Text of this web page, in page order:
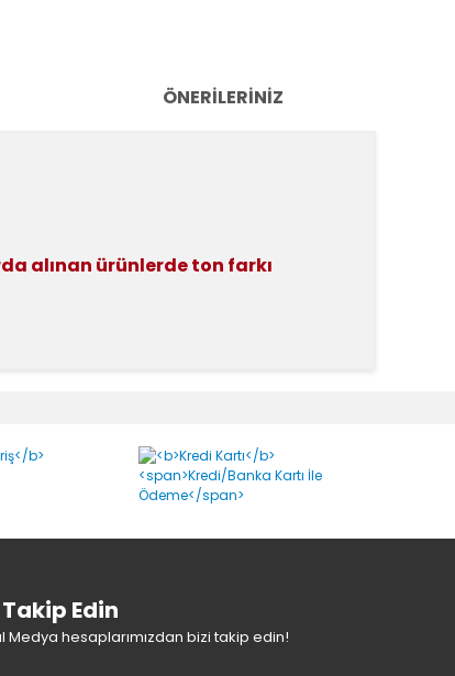
ÖNERILERINIZ
alınan ürünlerde ton farkı
Edin
Medya hesaplarımızdan bizi takip edin!